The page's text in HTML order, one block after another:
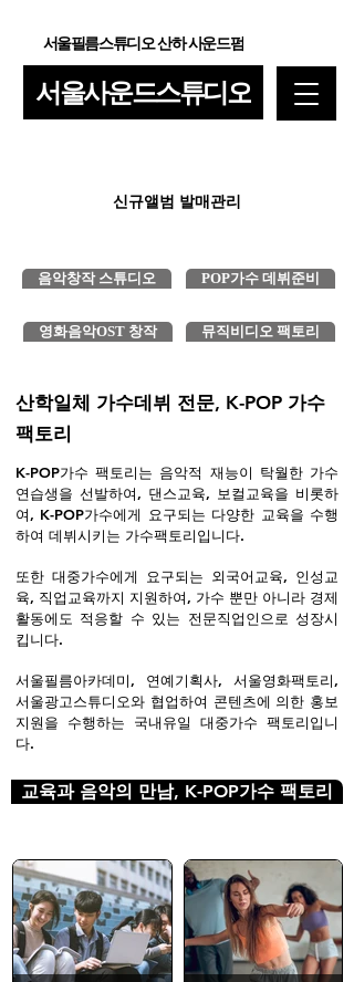
서울필름스튜디오 산하 사운드펌
서울사운드스튜디오
신규앨범 발매관리
음악창작 스튜디오
영화음악OST 창작
POP가수 데뷔준비
뮤직비디오 팩토리
산학일체 가수데뷔 전문, K-POP 가수
팩토리
K-POP가수 팩토리는 음악적 재능이 탁월한 가수
연습생을 선발하여, 댄스교육, 보컬교육을 비롯하
여, K-POP가수에게 요구되는 다양한 교육을 수행
하여 데뷔시키는 가수팩토리입니다.
또한 대중가수에게 요구되는 외국어교육, 인성교
육, 직업교육까지 지원하여, 가수 뿐만 아니라 경제
활동에도 적응할 수 있는 전문직업인으로 성장시
킵니다.
서울필름아카데미, 연예기획사, 서울영화팩토리,
서울광고스튜디오와 협업하여 콘텐츠에 의한 홍보
지원을 수행하는 국내유일 대중가수 팩토리입니
다.
교육과 음악의 만남, K-POP가수 팩토리